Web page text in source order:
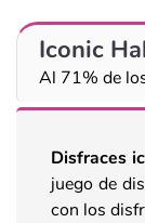
Iconic
Al 71% de
Disfraces
juego de
con los